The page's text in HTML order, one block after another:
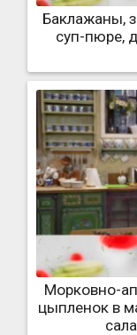
Баклажаны,
суп-пюре,
Морковно-
цыпленок в